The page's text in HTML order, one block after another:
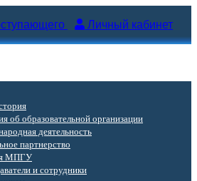
Личный кабинет
об образовательной организации
деятельность
партнерство
МПГУ
и сотрудники